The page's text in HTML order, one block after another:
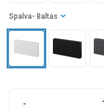
Spalva - Baltas
-